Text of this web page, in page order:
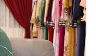
الصحية
الأولية
لتعزيز
الصحة
بالمجتمع